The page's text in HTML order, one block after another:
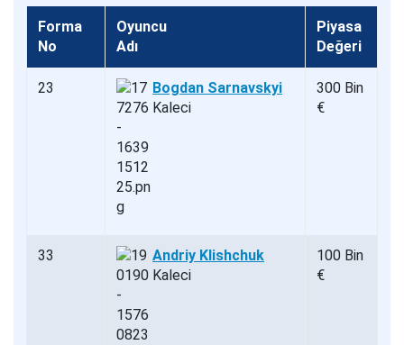
Forma
No
Oyuncu
Adı
Piyasa
Değeri
23
Bogdan Sarnavskyi
Kaleci
300 Bin
€
33
Andriy Klishchuk
Kaleci
100 Bin
€